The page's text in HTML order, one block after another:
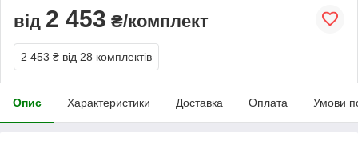
від 2 453 ₴/комплект
2 453 ₴ від 28 комплектів
Опис Характеристики Доставка Оплата Умови